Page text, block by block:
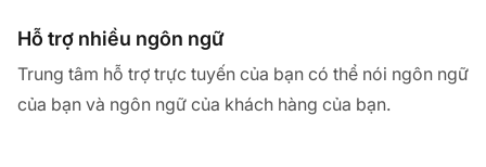
Hỗ trợ nhiều ngôn ngữ
Trung tâm hỗ trợ trực tuyến của bạn có thể nói ngôn ngữ
của bạn và ngôn ngữ của khách hàng của bạn.